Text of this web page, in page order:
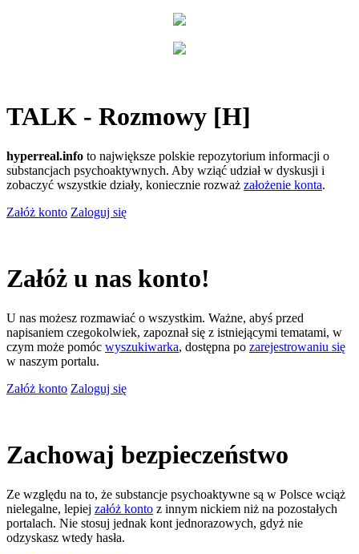
TALK - Rozmowy [H]
hyperreal.info to największe polskie repozytorium informacji o
substancjach psychoaktywnych. Aby wziąć udział w dyskusji i
zobaczyć wszystkie działy, koniecznie rozważ założenie konta.
Załóż konto Zaloguj się
Załóż u nas konto!
U nas możesz rozmawiać o wszystkim. Ważne, abyś przed
napisaniem czegokolwiek, zapoznał się z istniejącymi tematami, w
czym może pomóc wyszukiwarka, dostępna po zarejestrowaniu się
w naszym portalu.
Załóż konto Zaloguj się
Zachowaj bezpieczeństwo
Ze względu na to, że substancje psychoaktywne są w Polsce wciąż
nielegalne, lepiej załóż konto z innym nickiem niż na pozostałych
portalach. Nie stosuj jednak kont jednorazowych, gdyż nie
odzyskasz wtedy hasła.